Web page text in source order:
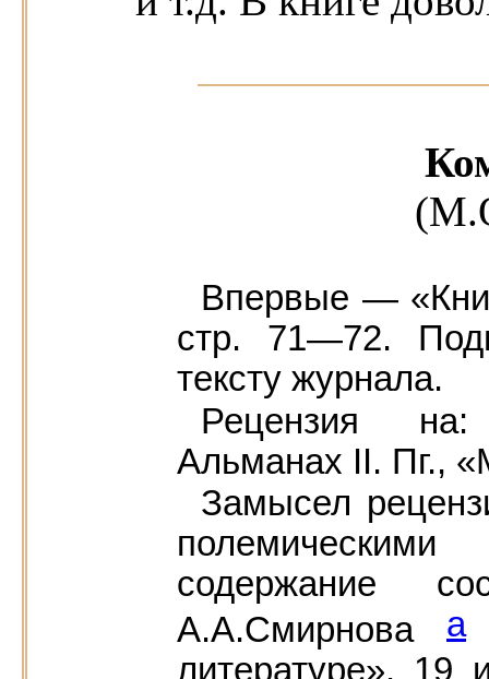
Впервые —
стр. 71—72.
тексту журнала.
Рецензия на:
Альманах II. Пг.,
Замысел
содержание
А.А.Смирноваа
литературе». 19